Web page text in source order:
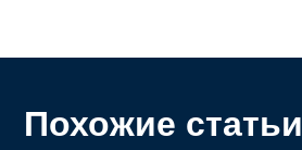
Похожие статьи